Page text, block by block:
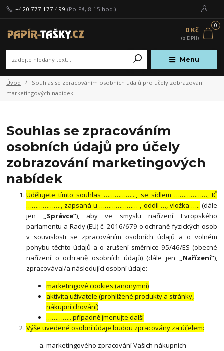
Menu
+420 777 177 499 (Po-Pá, 8-15 hod.)
0
0 Kč
Úvod
Souhlas se zpracováním osobních údajů pro účely zobrazování
marketingových nabídek
Souhlas se zpracováním
osobních údajů pro účely
zobrazování marketingových
nabídek
Udělujete tímto souhlas ……………..., se sídlem ………………, IČ
………………., zapsaná u ………………… , oddíl …, vložka ….. (dále
jen „Správce“), aby ve smyslu nařízení Evropského
parlamentu a Rady (EU) č. 2016/679 o ochraně fyzických osob
v souvislosti se zpracováním osobních údajů a o volném
pohybu těchto údajů a o zrušení směrnice 95/46/ES (obecné
nařízení o ochraně osobních údajů) (dále jen „Nařízení“),
zpracovával/a následující osobní údaje:
marketingové cookies (anonymní)
aktivita uživatele (prohlížené produkty a stránky,
nákupní chování)
………….. případně jmenujte další
Výše uvedené osobní údaje budou zpracovány za účelem:
marketingového zpracování Vašich nákupních